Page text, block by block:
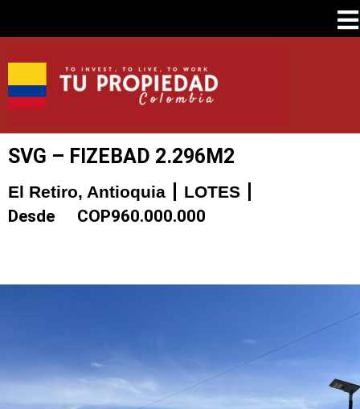
SVG – FIZEBAD 2.296M2
El Retiro, Antioquia LOTES
Desde COP960.000.000